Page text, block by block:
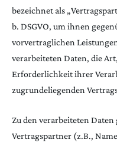
bezeichnet als
b. DSGVO, um ihnen
vorvertraglichen
verarbeiteten Daten, die
Erforderlichkeit ihrer
zugrundeliegenden
Zu den verarbeiteten
Vertragspartner (z.B.,